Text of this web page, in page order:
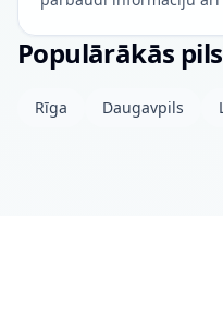
Populārākās
Rīga Daugavpils